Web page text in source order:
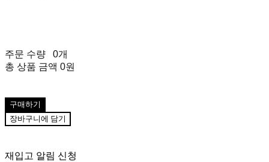
주문 수량
0개
총 상품 금액 0원
구매하기
장바구니에 담기
재입고 알림 신청